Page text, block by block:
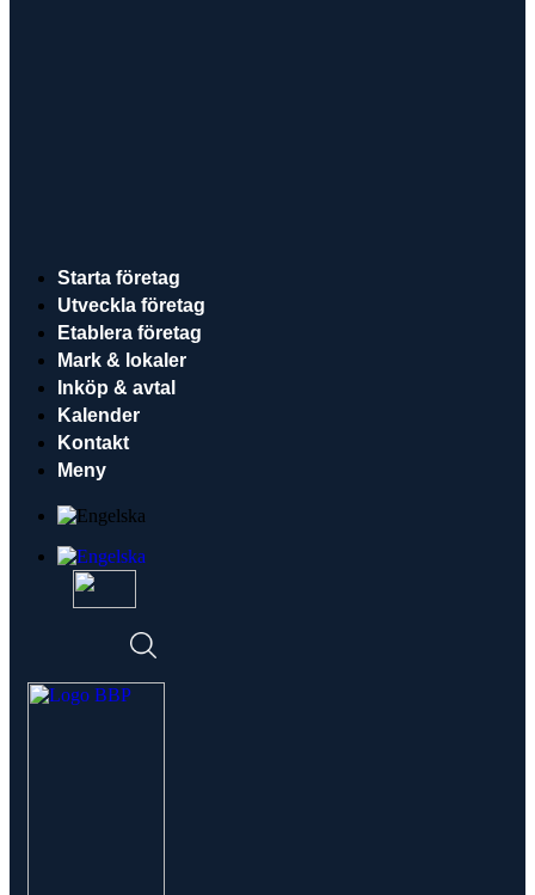
Starta företag
Utveckla företag
Etablera företag
Mark & lokaler
Inköp & avtal
Kalender
Kontakt
Meny